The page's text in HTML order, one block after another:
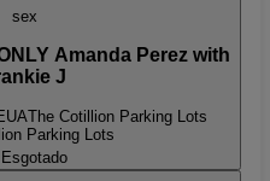
sex
Amanda Perez with
J
The Cotillion Parking Lots
Parking Lots
Esgotado